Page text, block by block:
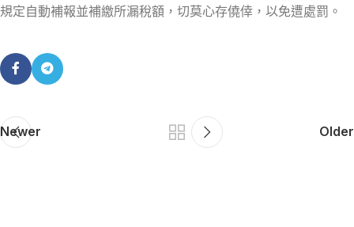
規定自動補報並補繳所漏稅額，切莫心存僥倖，以免遭處罰。
Newer Older